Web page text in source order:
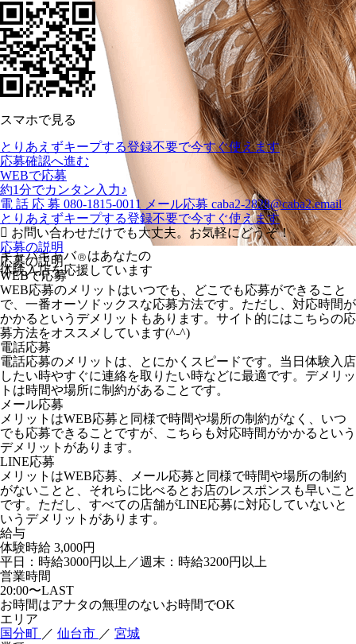
キャバキャバⓇ はあなたの
体験入店を応援しています
スマホで見る
とりあえずキープする登録不要で今すぐ使えます
応募確認へ進む
WEBで応募
約1分でカンタン入力♪
電 話 応 募 080-1815-0011 メール応募 caba2-2828@caba2.email
とりあえずキープする登録不要で今すぐ使えます
お問い合わせだけでも大丈夫。お気軽にどうぞ！
応募の説明
応募の説明
WEBで応募
WEB応募のメリットはいつでも、どこでも応募ができること
で、一番オーソドックスな応募方法です。ただし、対応時間が
かかるというデメリットもあります。サイト的にはこちらの応
募方法をオススメしています(^-^)
電話応募
電話応募のメリットは、とにかくスピードです。当日体験入店
したい時やすぐに連絡を取りたい時などに最適です。デメリッ
トは時間や場所に制約があることです。
メール応募
メリットはWEB応募と同様で時間や場所の制約がなく、いつ
でも応募できることですが、こちらも対応時間がかかるという
デメリットがあります。
LINE応募
メリットはWEB応募、メール応募と同様で時間や場所の制約
がないことと、それらに比べるとお店のレスポンスも早いこと
です。ただし、すべての店舗がLINE応募に対応していないと
いうデメリットがあります。
給与
体験時給 3,000円
平日：時給3000円以上／週末：時給3200円以上
営業時間
20:00〜LAST
お時間はアナタの無理のないお時間でOK
エリア
国分町 ／ 仙台市 ／ 宮城